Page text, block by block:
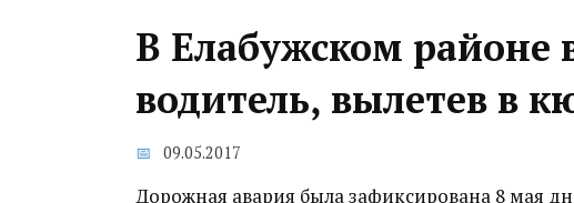
В Елабужском районе
водитель, вылетев в
09.05.2017
Дорожная авария была зафиксирована 8 мая